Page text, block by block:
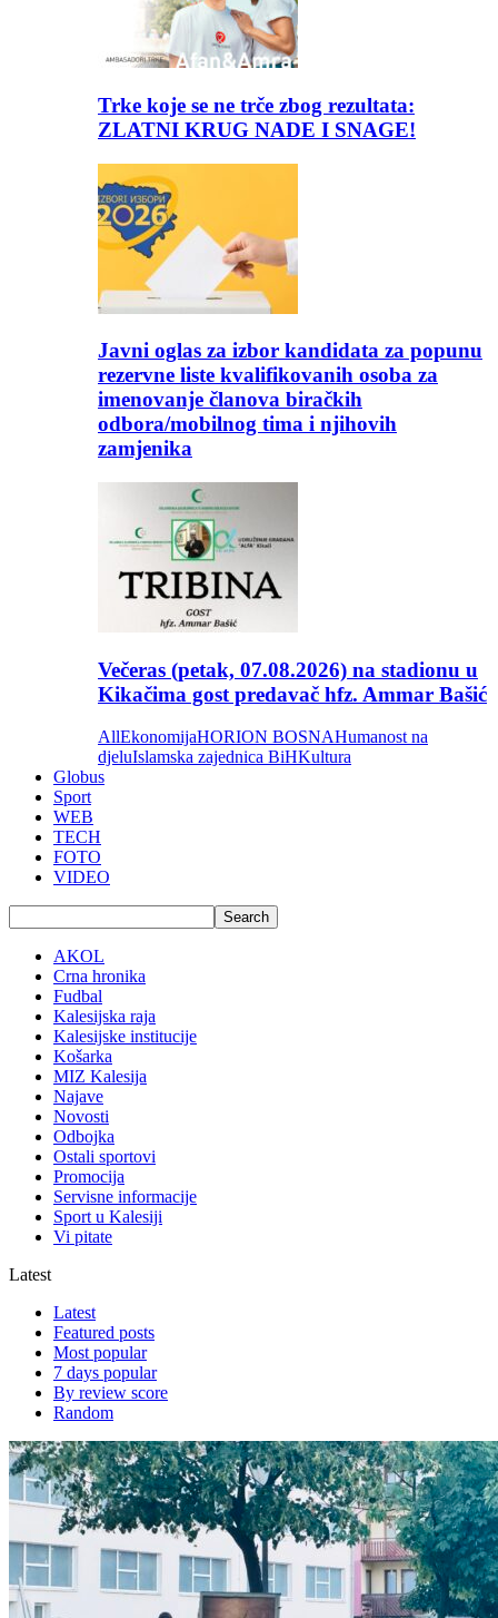
Trke koje se ne trče zbog rezultata:
ZLATNI KRUG NADE I SNAGE!
Javni oglas za izbor kandidata za popunu
rezervne liste kvalifikovanih osoba za
imenovanje članova biračkih
odbora/mobilnog tima i njihovih
zamjenika
Večeras (petak, 07.08.2026) na stadionu u
Kikačima gost predavač hfz. Ammar Bašić
AllEkonomijaHORION BOSNAHumanost na
djeluIslamska zajednica BiHKultura
Globus
Sport
WEB
TECH
FOTO
VIDEO
AKOL
Crna hronika
Fudbal
Kalesijska raja
Kalesijske institucije
Košarka
MIZ Kalesija
Najave
Novosti
Odbojka
Ostali sportovi
Promocija
Servisne informacije
Sport u Kalesiji
Vi pitate
Latest
Latest
Featured posts
Most popular
7 days popular
By review score
Random